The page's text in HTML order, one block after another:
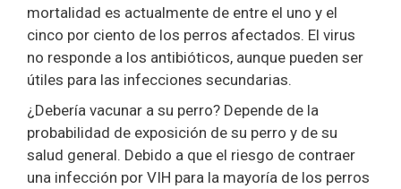
mortalidad es actualmente de entre el uno y el
cinco por ciento de los perros afectados. El virus
no responde a los antibióticos, aunque pueden ser
útiles para las infecciones secundarias.
¿Debería vacunar a su perro? Depende de la
probabilidad de exposición de su perro y de su
salud general. Debido a que el riesgo de contraer
una infección por VIH para la mayoría de los perros